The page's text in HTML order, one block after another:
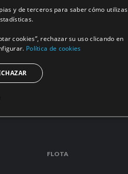
MÁS INFORMACIÓN
FLOTA
y de terceros para saber cómo utilizas
cookies”, rechazar su uso clicando en
Política de cookies